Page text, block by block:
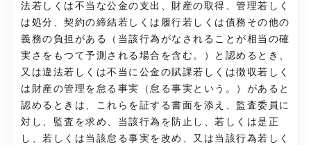
法若しくは不当な公金の支出、財産の取得、管理若しく
は処分、契約の締結若しくは履行若しくは債務その他の
義務の負担がある（当該行為がなされることが相当の確
実さをもつて予測される場合を含む。）と認めるとき、
又は違法若しくは不当に公金の賦課若しくは徴収若しく
は財産の管理を怠る事実（怠る事実という。）があると
認めるときは、これらを証する書面を添え、監査委員に
対し、監査を求め、当該行為を防止し、若しくは是正
し、若しくは当該怠る事実を改め、又は当該行為若しく